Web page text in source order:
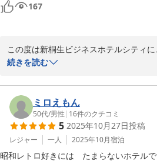
167
この度は新桐生ビジネスホテルシティ
ありがとうございました。機会がござい
2025-10-27
続きを読む
ミロえもん
50代/男性 | 16件のクチコミ
5 2025年10月27日投稿
レジャー 一人 2025年10月宿泊